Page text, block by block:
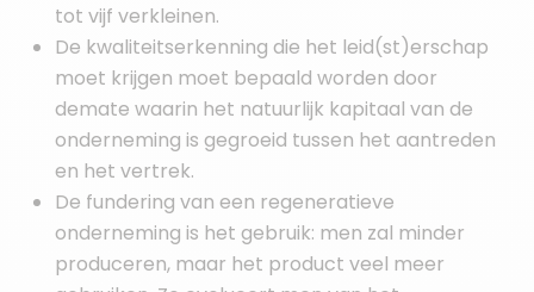
tot vijf verkleinen.
De kwaliteitserkenning die het leid(st)erschap
moet krijgen moet bepaald worden door
demate waarin het natuurlijk kapitaal van de
onderneming is gegroeid tussen het aantreden
en het vertrek.
De fundering van een regeneratieve
onderneming is het gebruik: men zal minder
produceren, maar het product veel meer